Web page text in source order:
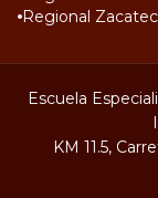
Regional
Escuela
KM 11.5,